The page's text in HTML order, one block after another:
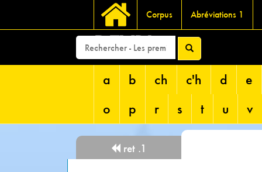
Corpus Abréviations 1
DEVRI
a b ch c'h d
e
o
p r s t u v
ret .1